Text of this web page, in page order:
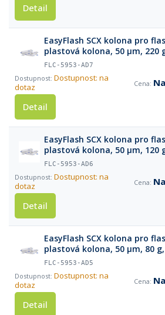
Detail
EasyFlash SCX kolona pro
plastová kolona, 50 µm, 220
FLC-5953-AD7
Dostupnost: na
dotaz
Detail
EasyFlash SCX kolona pro
plastová kolona, 50 µm, 120
FLC-5953-AD6
Dostupnost: na
dotaz
Detail
EasyFlash SCX kolona pro
plastová kolona, 50 µm, 80
FLC-5953-AD5
Dostupnost: na
dotaz
Detail